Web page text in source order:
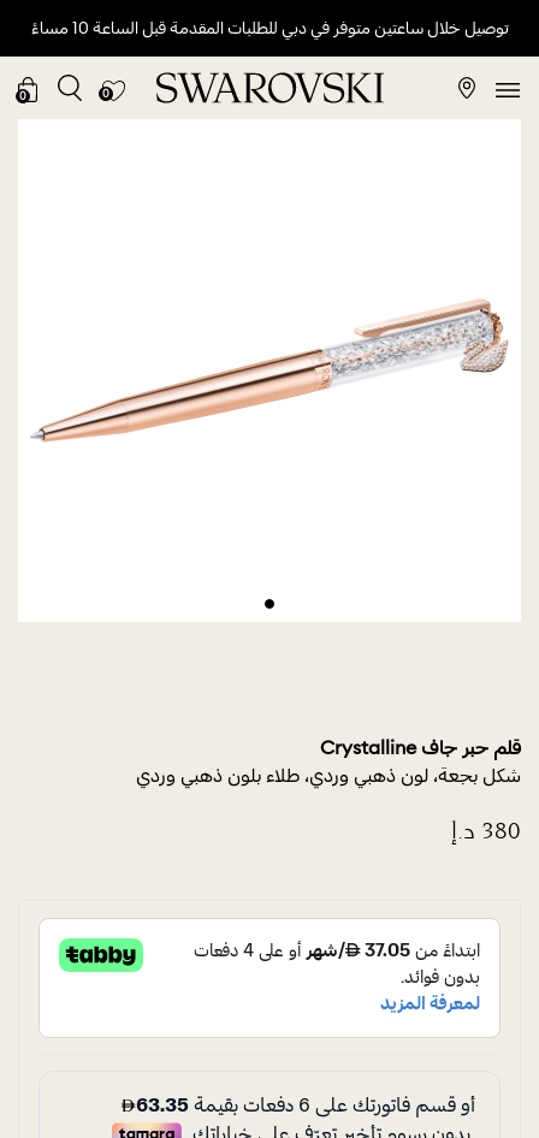
توصيل خلال ساعتين متوفر في دبي للطلبات المقدمة قبل الساعة 10 مساءً
0
0
قلم حبر جاف Crystalline
شكل بجعة، لون ذهبي وردي، طلاء بلون ذهبي وردي